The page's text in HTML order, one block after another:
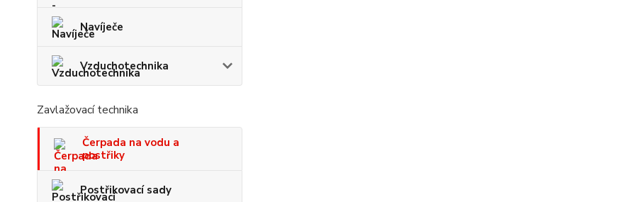
Navíječe
Vzduchotechnika
Zavlažovací technika
Čerpada na vodu a
postřiky
Postřikovací sady